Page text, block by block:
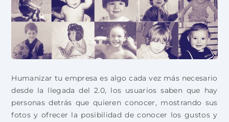
Humanizar tu empresa es algo cada vez más necesario
desde la llegada del 2.0, los usuarios saben que hay
personas detrás que quieren conocer, mostrando sus
fotos y ofrecer la posibilidad de conocer los gustos y